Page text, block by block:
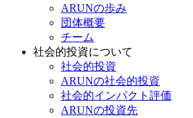
ARUNの歩み
団体概要
チーム
社会的投資について
社会的投資
ARUNの社会的投資
社会的インパクト評価
ARUNの投資先